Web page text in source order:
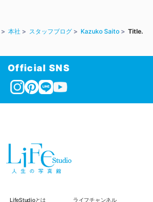
本社 スタッフブログ Kazuko Saito
Title.
Official SNS
LifeStudioとは ライフチャンネル